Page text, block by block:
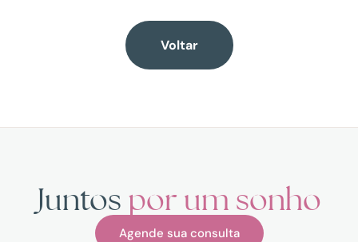
Voltar
Juntos por um sonho
Agende sua consulta